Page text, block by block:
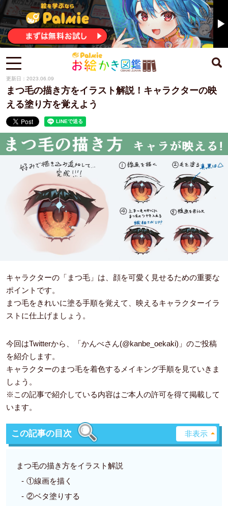
まつ毛の描き方をイラスト解説！キャラクターの映
える塗り方を覚えよう
更新日：2023.06.09
キャラクターの「まつ毛」は、顔を可愛く見せるための重要な
ポイントです。
まつ毛をきれいに塗る手順を覚えて、映えるキャラクターイラ
ストに仕上げましょう。
今回はTwitterから、 「かんべさん(@kanbe_oekaki)」 のご投稿
を紹介します。
キャラクターのまつ毛を着色するメイキング手順を見ていきま
しょう。
※この記事で紹介している内容はご本人の許可を得て掲載して
います。
この記事の目次
まつ毛の描き方をイラスト解説
①線画を描く
②ベタ塗りする